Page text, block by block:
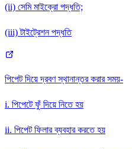
(ii) সেমি মাইক্রো পদ্ধতি;
(iii) টাইট্রেশন পদ্ধতি
পিপেট দিয়ে দ্রবণ স্থানান্তর করার সময়-
i. পিপেটে ফুঁ দিয়ে নিতে হয়
ii. পিপেট ফিলার ব্যবহার করতে হয়